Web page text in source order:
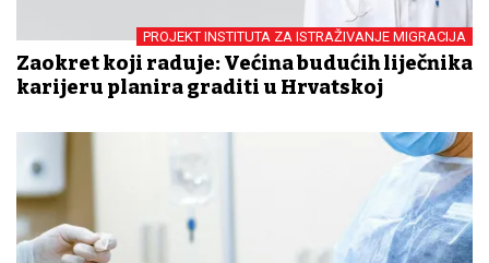
PROJEKT INSTITUTA ZA ISTRAŽIVANJE MIGRACIJA
Zaokret koji raduje: Većina budućih liječnika
karijeru planira graditi u Hrvatskoj